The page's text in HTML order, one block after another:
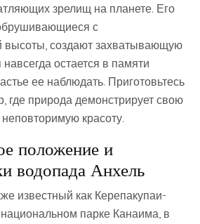
зрелищ на планете. Его
с
высоты, создают захватывающую
навсегда остается в памяти
ее наблюдать. Приготовьтесь
где природа демонстрирует свою
красоту.
положение и
водопада Анхель
известный как Керепакупаи-
парке Канаима, в